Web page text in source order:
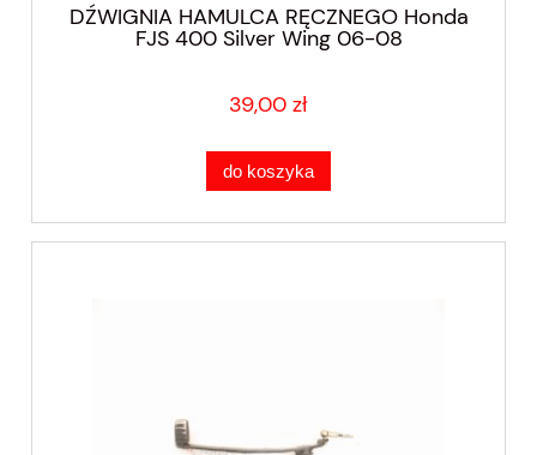
DŹWIGNIA HAMULCA RĘCZNEGO Honda
FJS 400 Silver Wing 06-08
39,00 zł
do koszyka